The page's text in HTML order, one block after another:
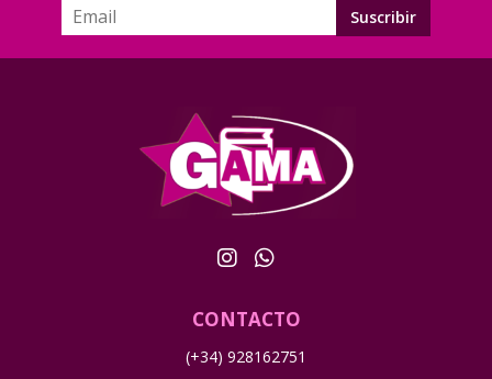
CONTACTO
(+34) 928162751